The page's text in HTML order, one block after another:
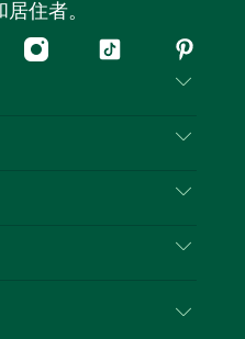
住者。
Instagram
抖